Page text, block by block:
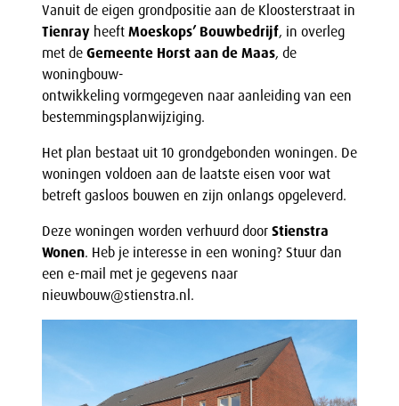
Vanuit de eigen grondpositie aan de Kloosterstraat in
Tienray heeft Moeskops’ Bouwbedrijf, in overleg
met de Gemeente Horst aan de Maas, de
woningbouw-
ontwikkeling vormgegeven naar aanleiding van een
bestemmingsplanwijziging.
Het plan bestaat uit 10 grondgebonden woningen. De
woningen voldoen aan de laatste eisen voor wat
betreft gasloos bouwen en zijn onlangs opgeleverd.
Deze woningen worden verhuurd door Stienstra
Wonen. Heb je interesse in een woning? Stuur dan
een e-mail met je gegevens naar
nieuwbouw@stienstra.nl.